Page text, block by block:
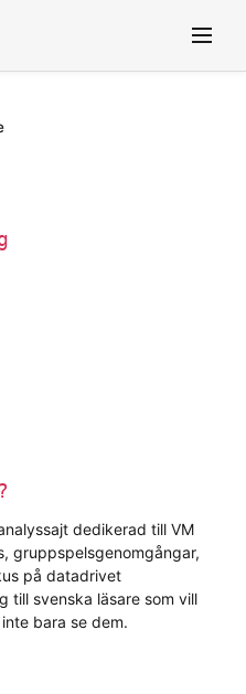
dedikerad till VM
gruppspelsgenomgångar,
på datadrivet
till svenska läsare som vill
bara se dem.